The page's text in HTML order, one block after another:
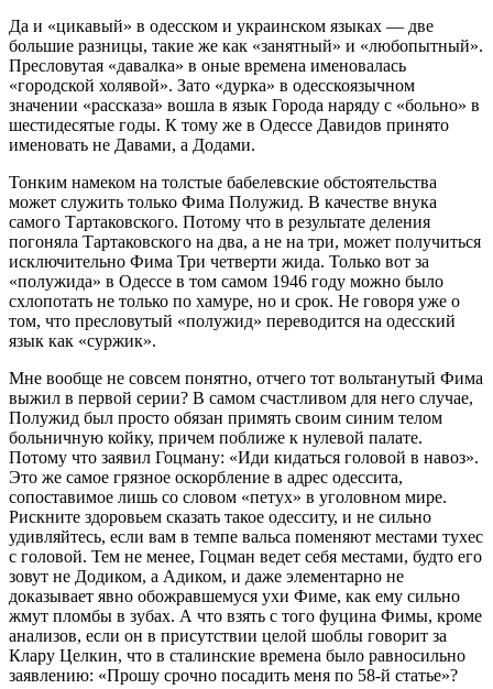
Да и «цикавый» в одесском и украинском языках — две
большие разницы, такие же как «занятный» и «любопытный».
Пресловутая «давалка» в оные времена именовалась
«городской холявой». Зато «дурка» в одесскоязычном
значении «рассказа» вошла в язык Города наряду с «больно» в
шестидесятые годы. К тому же в Одессе Давидов принято
именовать не Давами, а Додами.
Тонким намеком на толстые бабелевские обстоятельства
может служить только Фима Полужид. В качестве внука
самого Тартаковского. Потому что в результате деления
погоняла Тартаковского на два, а не на три, может получиться
исключительно Фима Три четверти жида. Только вот за
«полужида» в Одессе в том самом 1946 году можно было
схлопотать не только по хамуре, но и срок. Не говоря уже о
том, что пресловутый «полужид» переводится на одесский
язык как «суржик».
Мне вообще не совсем понятно, отчего тот вольтанутый Фима
выжил в первой серии? В самом счастливом для него случае,
Полужид был просто обязан примять своим синим телом
больничную койку, причем поближе к нулевой палате.
Потому что заявил Гоцману: «Иди кидаться головой в навоз».
Это же самое грязное оскорбление в адрес одессита,
сопоставимое лишь со словом «петух» в уголовном мире.
Рискните здоровьем сказать такое одесситу, и не сильно
удивляйтесь, если вам в темпе вальса поменяют местами тухес
с головой. Тем не менее, Гоцман ведет себя местами, будто его
зовут не Додиком, а Адиком, и даже элементарно не
доказывает явно обожравшемуся ухи Фиме, как ему сильно
жмут пломбы в зубах. А что взять с того фуцина Фимы, кроме
анализов, если он в присутствии целой шоблы говорит за
Клару Целкин, что в сталинские времена было равносильно
заявлению: «Прошу срочно посадить меня по 58-й статье»?